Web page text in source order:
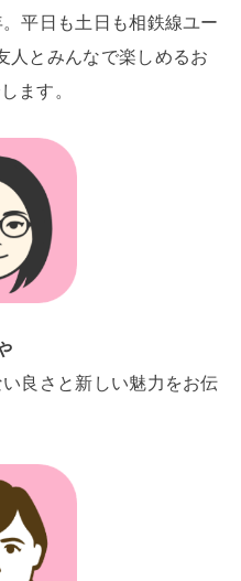
平日も土日も相鉄線ユー
人とみんなで楽しめるお
ます。
良さと新しい魅力をお伝